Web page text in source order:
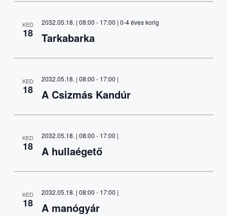
KED
18
2032.05.18. | 08:00 - 17:00 | 0-4 éves korig
Tarkabarka
KED
18
2032.05.18. | 08:00 - 17:00 |
A Csizmás Kandúr
KED
18
2032.05.18. | 08:00 - 17:00 |
A hullaégető
KED
18
2032.05.18. | 08:00 - 17:00 |
A manógyár